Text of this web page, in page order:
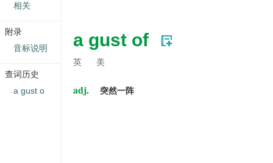
a gust of
英 美
adj. 突然一阵
相关
附录
音标说明
查词历史
a gust o